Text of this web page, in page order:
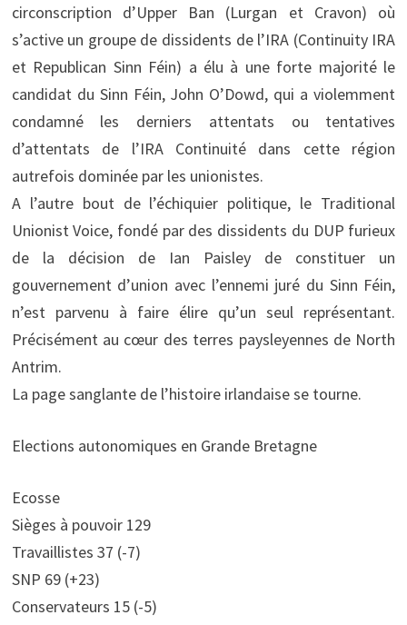
circonscription d’Upper Ban (Lurgan et Cravon) où
s’active un groupe de dissidents de l’IRA (Continuity IRA
et Republican Sinn Féin) a élu à une forte majorité le
candidat du Sinn Féin, John O’Dowd, qui a violemment
condamné les derniers attentats ou tentatives
d’attentats de l’IRA Continuité dans cette région
autrefois dominée par les unionistes.
A l’autre bout de l’échiquier politique, le Traditional
Unionist Voice, fondé par des dissidents du DUP furieux
de la décision de Ian Paisley de constituer un
gouvernement d’union avec l’ennemi juré du Sinn Féin,
n’est parvenu à faire élire qu’un seul représentant.
Précisément au cœur des terres paysleyennes de North
Antrim.
La page sanglante de l’histoire irlandaise se tourne.
Elections autonomiques en Grande Bretagne
Ecosse
Sièges à pouvoir 129
Travaillistes 37 (-7)
SNP 69 (+23)
Conservateurs 15 (-5)